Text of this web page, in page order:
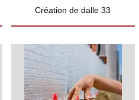
Création de dalle 33